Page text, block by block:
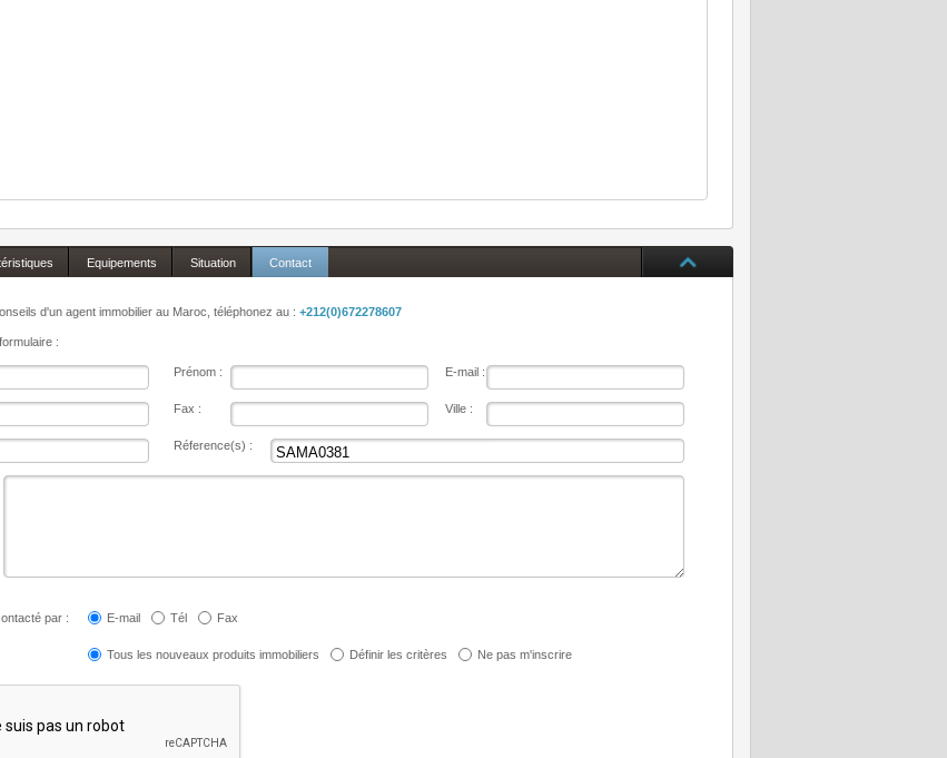
Equipements Situation Contact
d'un agent immobilier au Maroc, téléphonez au : +212(0)672278607
:
Prénom : E-mail :
Fax : Ville :
Réference(s) :
par : E-mail Tél Fax
Tous les nouveaux produits immobiliers Définir les critères Ne pas m'inscrire